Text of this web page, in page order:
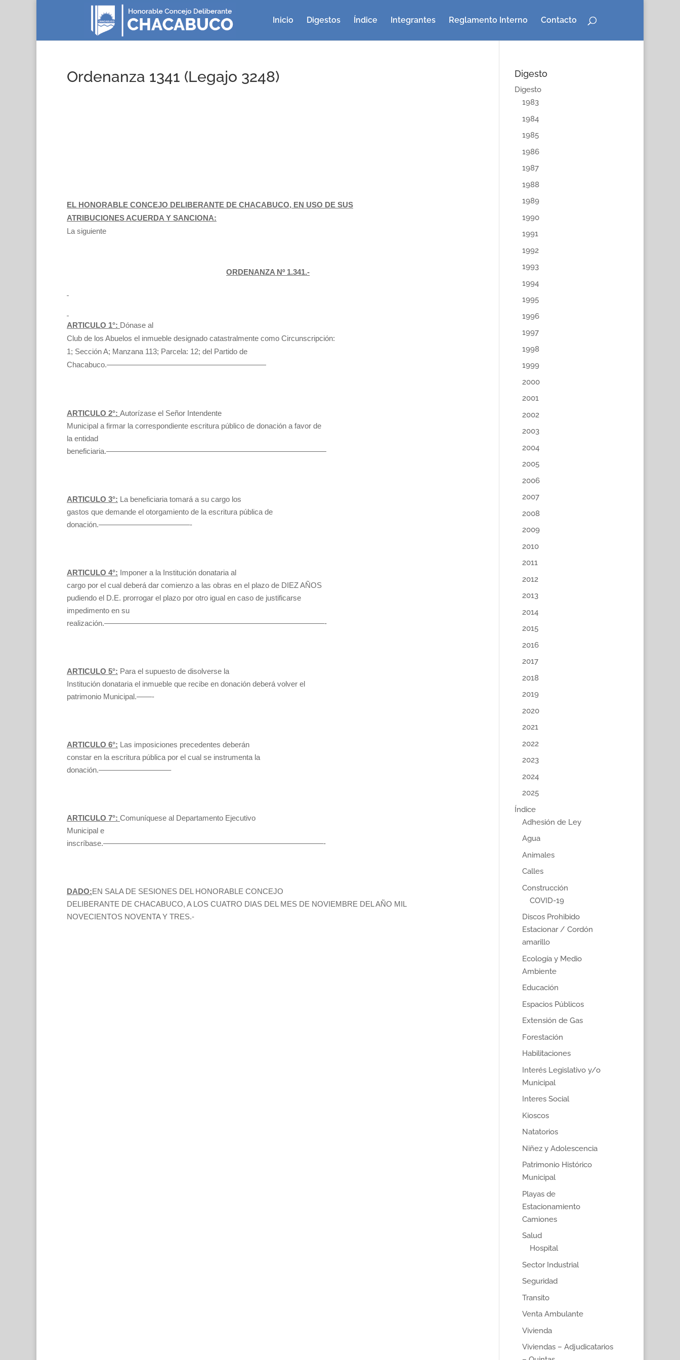
Inicio Digestos Índice Integrantes Reglamento Interno Contacto
Ordenanza 1341 (Legajo 3248)
EL HONORABLE CONCEJO DELIBERANTE DE CHACABUCO, EN USO DE SUS
ATRIBUCIONES ACUERDA Y SANCIONA:
La siguiente
ORDENANZA Nº 1.341.-
ARTICULO 1°: Dónase al
Club de los Abuelos el inmueble designado catastralmente como Circunscripción:
1; Sección A; Manzana 113; Parcela: 12; del Partido de
Chacabuco.—————————————————————
ARTICULO 2°: Autorízase el Señor Intendente
Municipal a firmar la correspondiente escritura público de donación a favor de
la entidad
beneficiaria.—————————————————————————————
ARTICULO 3°: La beneficiaria tomará a su cargo los
gastos que demande el otorgamiento de la escritura pública de
donación.————————————-
ARTICULO 4°: Imponer a la Institución donataria al
cargo por el cual deberá dar comienzo a las obras en el plazo de DIEZ AÑOS
pudiendo el D.E. prorrogar el plazo por otro igual en caso de justificarse
impedimento en su
realización.—————————————————————————————-
ARTICULO 5°: Para el supuesto de disolverse la
Institución donataria el inmueble que recibe en donación deberá volver el
patrimonio Municipal.——-
ARTICULO 6°: Las imposiciones precedentes deberán
constar en la escritura pública por el cual se instrumenta la
donación.—————————–
ARTICULO 7°: Comuníquese al Departamento Ejecutivo
Municipal e
inscríbase.—————————————————————————————-
DADO:EN SALA DE SESIONES DEL HONORABLE CONCEJO
DELIBERANTE DE CHACABUCO, A LOS CUATRO DIAS DEL MES DE NOVIEMBRE DEL AÑO MIL
NOVECIENTOS NOVENTA Y TRES.-
Digesto
Digesto
1983
1984
1985
1986
1987
1988
1989
1990
1991
1992
1993
1994
1995
1996
1997
1998
1999
2000
2001
2002
2003
2004
2005
2006
2007
2008
2009
2010
2011
2012
2013
2014
2015
2016
2017
2018
2019
2020
2021
2022
2023
2024
2025
Índice
Adhesión de Ley
Agua
Animales
Calles
Construcción
COVID-19
Discos Prohibido
Estacionar / Cordón
amarillo
Ecología y Medio
Ambiente
Educación
Espacios Públicos
Extensión de Gas
Forestación
Habilitaciones
Interés Legislativo y/o
Municipal
Interes Social
Kioscos
Natatorios
Niñez y Adolescencia
Patrimonio Histórico
Municipal
Playas de
Estacionamiento
Camiones
Salud
Hospital
Sector Industrial
Seguridad
Transito
Venta Ambulante
Vivienda
Viviendas – Adjudicatarios